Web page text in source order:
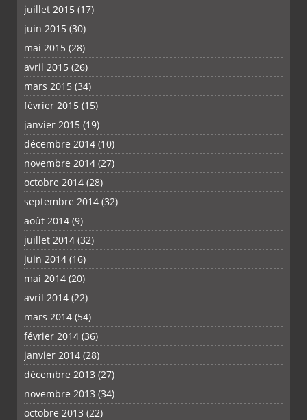
juillet 2015 (17)
juin 2015 (30)
mai 2015 (28)
avril 2015 (26)
mars 2015 (34)
février 2015 (15)
janvier 2015 (19)
décembre 2014 (10)
novembre 2014 (27)
octobre 2014 (28)
septembre 2014 (32)
août 2014 (9)
juillet 2014 (32)
juin 2014 (16)
mai 2014 (20)
avril 2014 (22)
mars 2014 (54)
février 2014 (36)
janvier 2014 (28)
décembre 2013 (27)
novembre 2013 (34)
octobre 2013 (22)